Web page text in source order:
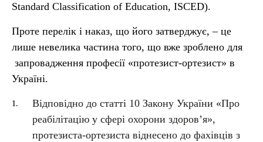
Standard Classification of Education, ISCED).
Проте перелік і наказ, що його затверджує, – це
лише невелика частина того, що вже зроблено для
запровадження професії «протезист-ортезист» в
Україні.
Відповідно до статті 10 Закону України «Про
реабілітацію у сфері охорони здоров’я»,
протезиста-ортезиста віднесено до фахівців з